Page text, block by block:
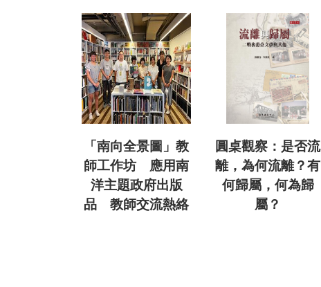
「南向全景圖」教
師工作坊 應用南
洋主題政府出版
品 教師交流熱絡
圓桌觀察：是否流
離，為何流離？有
何歸屬，何為歸
屬？